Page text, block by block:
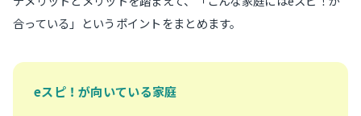
合っている」というポイントをまとめます。
eスピ！が向いている家庭